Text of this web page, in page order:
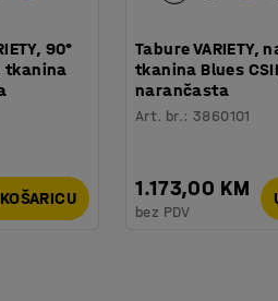
90°
tkanina
Tabure VARIETY,
tkanina Blues
narančasta
Art. br.:3860101
1.173,00 KM
bez PDV